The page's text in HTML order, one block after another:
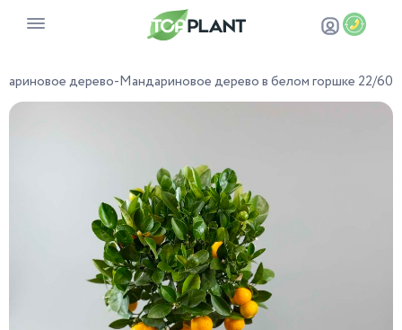
дерево-Мандариновое дерево в белом горшке 22/60